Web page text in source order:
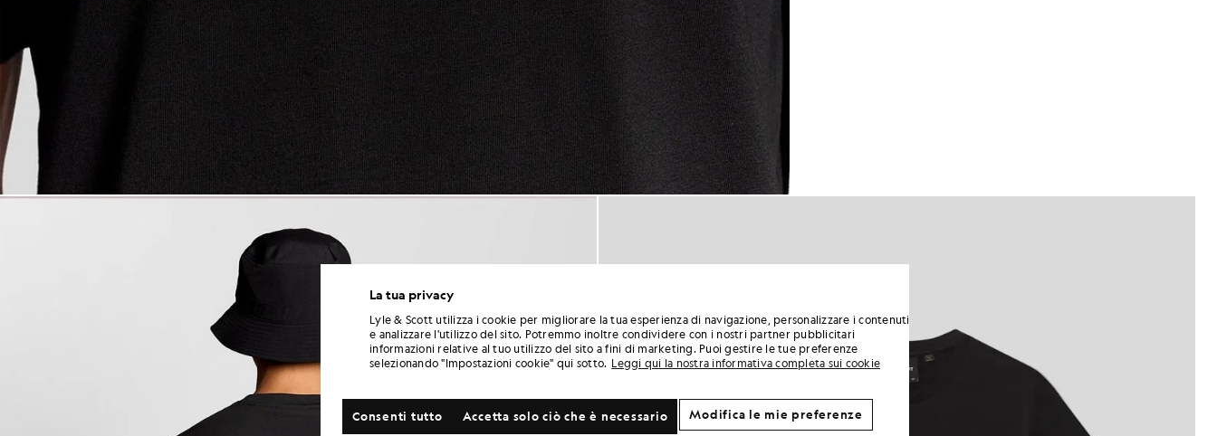
giacche - Lyle & Scott
La tua privacy
Lyle & Scott utilizza i cookie per migliorare la tua esperienza di navigazione, personalizzare i contenuti
e analizzare l'utilizzo del sito. Potremmo inoltre condividere con i nostri partner pubblicitari
informazioni relative al tuo utilizzo del sito a fini di marketing. Puoi gestire le tue preferenze
selezionando "Impostazioni cookie" qui sotto. Leggi qui la nostra informativa completa sui cookie
Accetta solo ciò che è necessario
Consenti tutto Modifica le mie preferenze